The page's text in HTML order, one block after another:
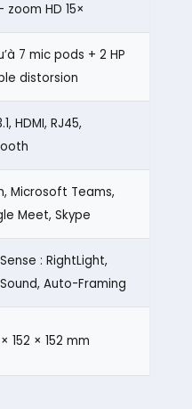
zoom HD 15×
7 mic pods + 2 HP
distorsion
HDMI, RJ45,
Microsoft Teams,
Meet, Skype
: RightLight,
Auto-Framing
152 × 152 mm